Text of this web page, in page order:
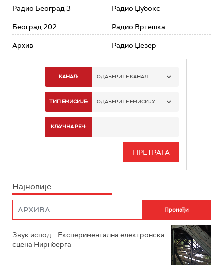
Радио Београд 3
Београд 202
Архив
Радио Џубокс
Радио Вртешка
Радио Џезер
КАНАЛ: ОДАБЕРИТЕ КАНАЛ
РАДИО БЕОГРАД 1
РАДИО БЕОГРАД 3
РАДИО РОКЕНРОЛЕР
ТИП ЕМИСИЈЕ: ОДАБЕРИТЕ ЕМИСИЈУ
ИНФО
КЉУЧНА РЕЧ:
Најновије
Звук испод – Експериментална електронска
сцена Нирнберга